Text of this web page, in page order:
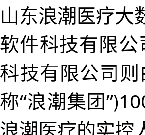
山东浪潮医疗大
软件科技有限
科技有限公司
称“浪潮集团
浪潮医疗的实控